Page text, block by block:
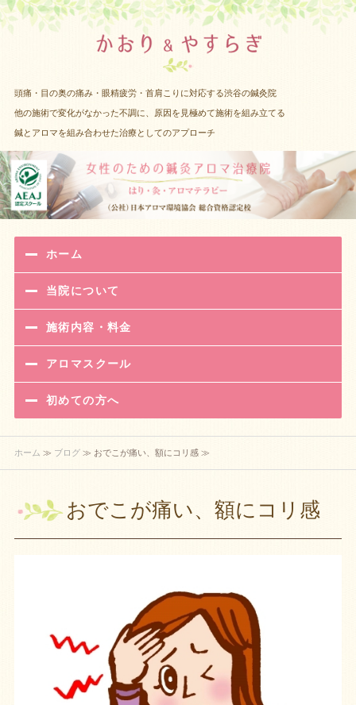
渋谷 女
頭痛・目の奥の痛み・眼精疲労・首肩こりに対応する渋谷の鍼灸院
他の施術で変化がなかった不調に、原因を見極めて施術を組み立てる
鍼とアロマを組み合わせた治療としてのアプローチ
ホーム
当院について
施術内容・料金
アロマスクール
初めての方へ
ホーム ≫ ブログ≫ おでこが痛い、額にコリ感 ≫
おでこが痛い、額にコリ感